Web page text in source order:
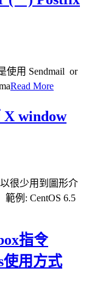
使用 Sendmail or
Read More
X window
很少用到圖形介
例: CentOS 6.5
指令
使用方式